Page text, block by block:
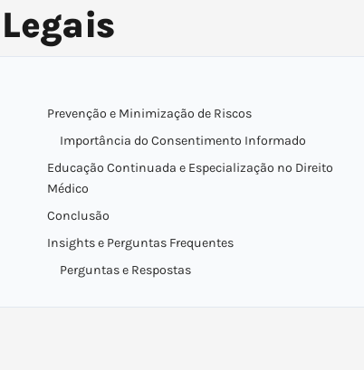
Prevenção e Minimização de Riscos
Importância do Consentimento Informado
Educação Continuada e Especialização no Direito
Médico
Conclusão
Insights e Perguntas Frequentes
Perguntas e Respostas